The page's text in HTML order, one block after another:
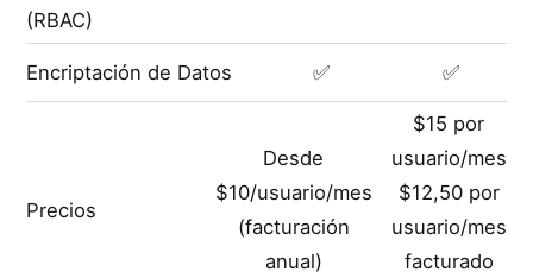
(RBAC)
Encriptación de Datos ✅ ✅
Precios
Desde
$10/usuario/mes
(facturación
anual)
$15 por
usuario/mes
$12,50 por
usuario/mes
facturado